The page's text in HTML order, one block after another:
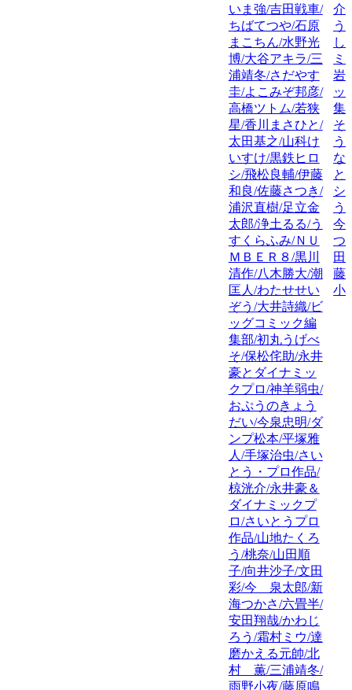
いま強/吉田戦車/
ちばてつや/石原
まこちん/水野光
博/大谷アキラ/三
浦靖冬/さだやす
圭/よこみぞ邦彦/
高橋ツトム/若狭
星/香川まさひと/
太田基之/山科け
いすけ/黒鉄ヒロ
シ/飛松良輔/伊藤
和良/佐藤さつき/
浦沢直樹/足立金
太郎/浄土るる/う
すくらふみ/ＮＵ
ＭＢＥＲ８/黒川
清作/八木勝大/潮
匡人/わたせせい
ぞう/大井詩織/ビ
ッグコミック編
集部/初丸うげべ
そ/保松侘助/永井
豪とダイナミッ
クプロ/神羊弱虫/
おぷうのきょう
だい/今泉忠明/ダ
ンプ松本/平塚雅
人/手塚治虫/さい
とう・プロ作品/
椋洸介/永井豪＆
ダイナミックプ
ロ/さいとうプロ
作品/山地たくろ
う/桃奈/山田順
子/向井沙子/文田
彩/今 泉太郎/新
海つかさ/六畳半/
安田翔哉/かわじ
ろう/霜村ミウ/達
磨かえる元帥/北
村 薫/三浦靖冬/
雨野小夜/藤原鳴
介/
う
し
ミ
岩
ッ
集
そ
う
な
と
シ
う
今
つ
田
藤
小